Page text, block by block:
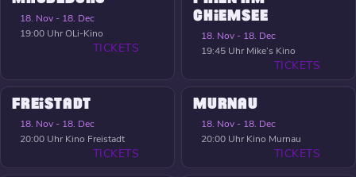
18. Nov - 18. Dec
19:00 UhrOLi-Kino
TICKETS
CHIEMSEE
18. Nov - 18. Dec
19:45 Uhr Mike’s Kino
TICKETS
FREISTADT
18. Nov - 18. Dec
20:00 Uhr Kino Freistadt
TICKETS
MURNAU
18. Nov - 18. Dec
20:00 Uhr Kino Murnau
TICKETS